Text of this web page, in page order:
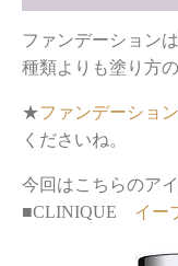
ファンデーション
種類よりも塗り方
★ファンデーショ
くださいね。
今回はこちらのア
■CLINIQUE イー